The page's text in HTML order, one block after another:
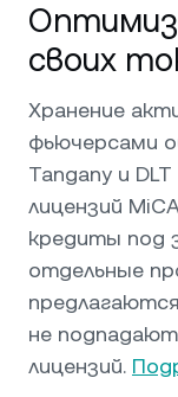
своих
Хранение
фьючерсами
Tangany и
лицензий
кредиты под
отдельные
не
лицензий.